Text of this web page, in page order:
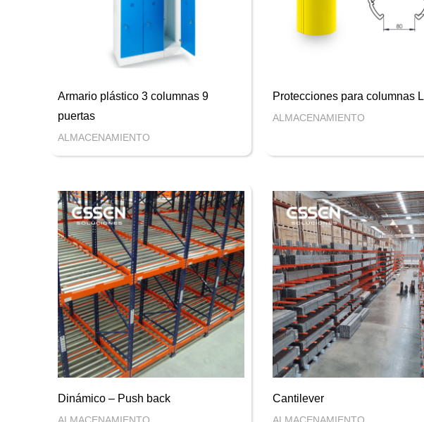
Armario plástico 3 columnas 9
puertas
ALMACENAMIENTO
Protecciones para columnas L
ALMACENAMIENTO
Dinámico – Push back Cantilever